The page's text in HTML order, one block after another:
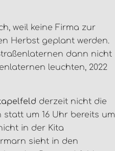
weil keine Firma zur
Herbst geplant werden.
dann nicht
leuchten, 2022
derzeit nicht die
um 16 Uhr bereits um
in der Kita
sieht in den